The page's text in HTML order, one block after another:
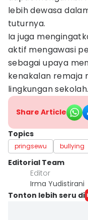
lebih dewasa
tuturnya.
Ia juga
aktif mengawasi
sebagai upaya
kenakalan remaja
lingkungan sekolah.
Share Article
Topics
pringsewu bullying
Editorial Team
Editor
Irma Yudistirani
Tonton lebih seru di